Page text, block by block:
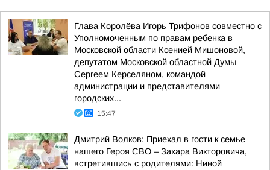
Глава Королёва Игорь Трифонов совместно с
Уполномоченным по правам ребенка в
Московской области Ксенией Мишоновой,
депутатом Московской областной Думы
Сергеем Керселяном, командой
администрации и представителями
городских...
15:47
Дмитрий Волков: Приехал в гости к семье
нашего Героя СВО – Захара Викторовича,
встретившись с родителями: Ниной